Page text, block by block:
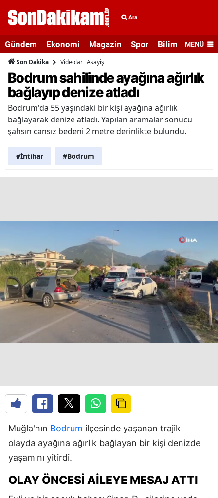
Ara
Gündem Ekonomi Magazin Spor Bilim veMENÜ
Son Dakika Videolar Asayiş
Bodrum sahilinde ayağına ağırlık
bağlayıp denize atladı
Bodrum'da 55 yaşındaki bir kişi ayağına ağırlık
bağlayarak denize atladı. Yapılan aramalar sonucu
şahsın cansız bedeni 2 metre derinlikte bulundu.
#İntihar #Bodrum
Muğla'nın Bodrum ilçesinde yaşanan trajik
olayda ayağına ağırlık bağlayan bir kişi denizde
yaşamını yitirdi.
OLAY ÖNCESI AILEYE MESAJ ATTI